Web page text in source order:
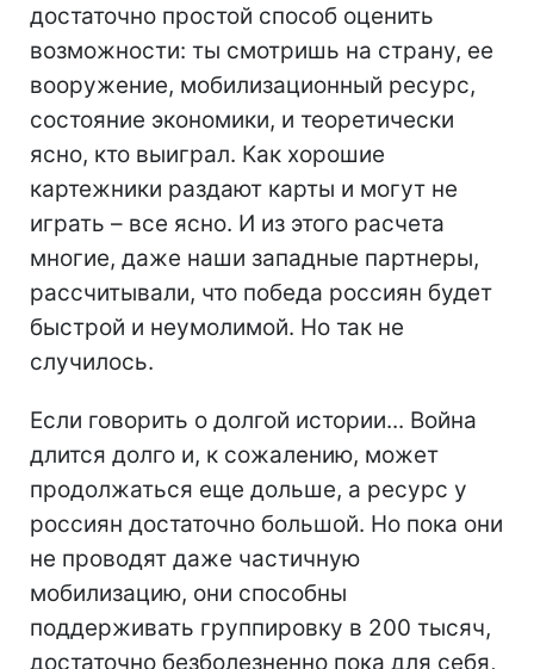
достаточно простой способ оценить
возможности: ты смотришь на страну, ее
вооружение, мобилизационный ресурс,
состояние экономики, и теоретически
ясно, кто выиграл. Как хорошие
картежники раздают карты и могут не
играть – все ясно. И из этого расчета
многие, даже наши западные партнеры,
рассчитывали, что победа россиян будет
быстрой и неумолимой. Но так не
случилось.
Если говорить о долгой истории... Война
длится долго и, к сожалению, может
продолжаться еще дольше, а ресурс у
россиян достаточно большой. Но пока они
не проводят даже частичную
мобилизацию, они способны
поддерживать группировку в 200 тысяч,
достаточно безболезненно пока для себя,